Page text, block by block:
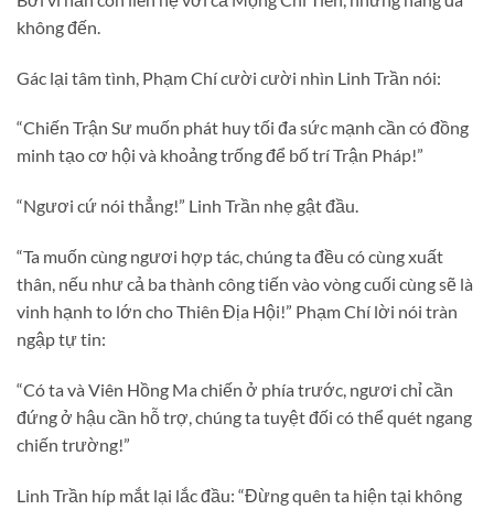
không đến.
Gác lại tâm tình, Phạm Chí cười cười nhìn Linh Trần nói:
“Chiến Trận Sư muốn phát huy tối đa sức mạnh cần có đồng
minh tạo cơ hội và khoảng trống để bố trí Trận Pháp!”
“Ngươi cứ nói thẳng!” Linh Trần nhẹ gật đầu.
“Ta muốn cùng ngươi hợp tác, chúng ta đều có cùng xuất
thân, nếu như cả ba thành công tiến vào vòng cuối cùng sẽ là
vinh hạnh to lớn cho Thiên Địa Hội!” Phạm Chí lời nói tràn
ngập tự tin:
“Có ta và Viên Hồng Ma chiến ở phía trước, ngươi chỉ cần
đứng ở hậu cần hỗ trợ, chúng ta tuyệt đối có thể quét ngang
chiến trường!”
Linh Trần híp mắt lại lắc đầu: “Đừng quên ta hiện tại không